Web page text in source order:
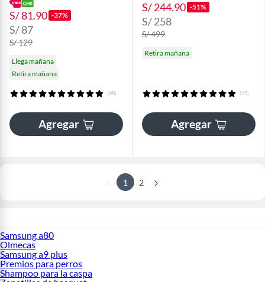
S/ 81.90 -37%
S/ 87
S/ 129
Llega mañana
Retira mañana
(68)
Agregar
S/ 244.90 -51%
S/ 258
S/ 499
Retira mañana
(15)
Agregar
1 2
Samsung a80
Olmecas
Samsung a9 plus
Premios para perros
Shampoo para la caspa